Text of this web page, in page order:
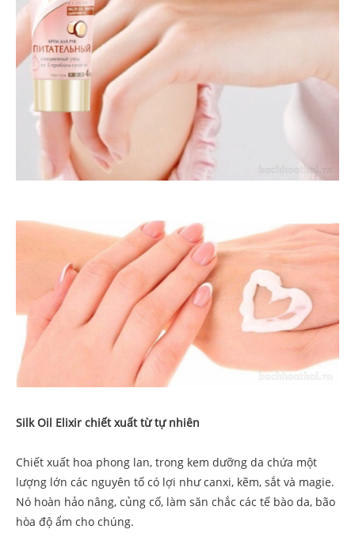
Silk Oil Elixir chiết xuất từ tự nhiên
Chiết xuất hoa phong lan, trong kem dưỡng da chứa một
lượng lớn các nguyên tố có lợi như canxi, kẽm, sắt và magie.
Nó hoàn hảo nâng, củng cố, làm săn chắc các tế bào da, bão
hòa độ ẩm cho chúng.